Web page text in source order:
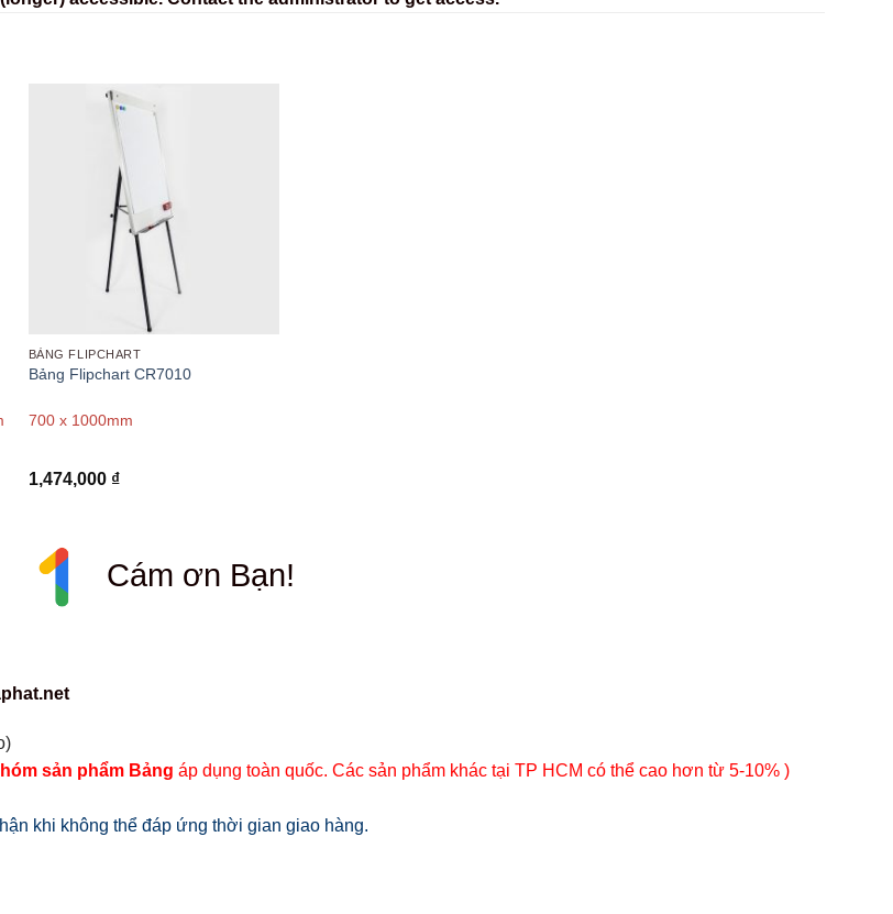
BẢNG FLIPCHART
Bảng Flipchart CR7010
700 x 1000mm
1,474,000 ₫
Cám ơn Bạn!
sản phẩm Bảng áp dụng toàn quốc. Các sản phẩm khác tại TP HCM có thể cao hơn từ 5-10% )
khi không thể đáp ứng thời gian giao hàng.